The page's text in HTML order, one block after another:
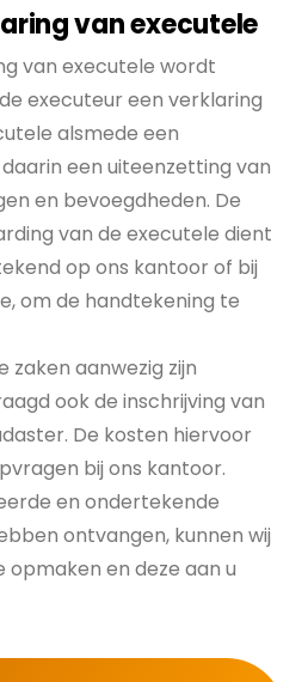
van executele
van executele wordt
executeur een verklaring
alsmede een
een uiteenzetting van
en bevoegdheden. De
van de executele dient
op ons kantoor of bij
om de handtekening te
zaken aanwezig zijn
ook de inschrijving van
De kosten hiervoor
bij ons kantoor.
en ondertekende
ontvangen, kunnen wij
en deze aan u